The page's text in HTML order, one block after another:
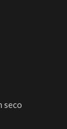
seco